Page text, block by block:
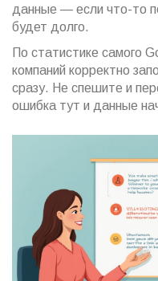
данные — если что-то
будет долго.
По статистике самого
компаний корректно
сразу. Не спешите и
ошибка тут и данные